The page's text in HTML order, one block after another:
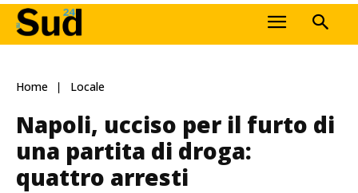
Home Locale
Napoli, ucciso per il furto di
una partita di droga:
quattro arresti